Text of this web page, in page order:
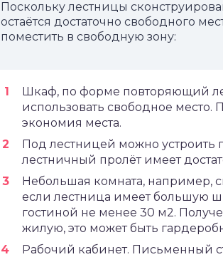
Поскольку лестницы
остаётся достаточно свободного
поместить в свободную зону:
Шкаф, по форме повторяющий
использовать свободное
экономия места.
Под лестницей можно
лестничный пролёт имеет
Небольшая комната, например,
если лестница имеет большую
гостиной не менее 30 м2.
жилую, это может быть
Рабочий кабинет. Письменный